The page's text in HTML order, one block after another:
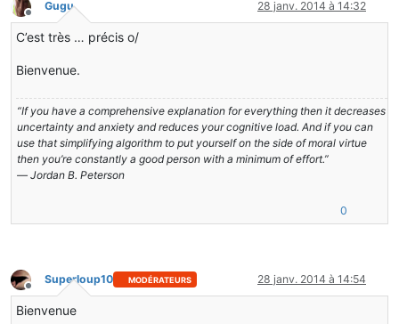
Hors-ligne
Gugu 28 janv. 2014 à 14:32
C’est très … précis o/
Bienvenue.
“If you have a comprehensive explanation for everything then it decreases
uncertainty and anxiety and reduces your cognitive load. And if you can
use that simplifying algorithm to put yourself on the side of moral virtue
then you’re constantly a good person with a minimum of effort.”
― Jordan B. Peterson
0
Hors-ligne
Superloup10 MODÉRATEURS 28 janv. 2014 à 14:54
Bienvenue